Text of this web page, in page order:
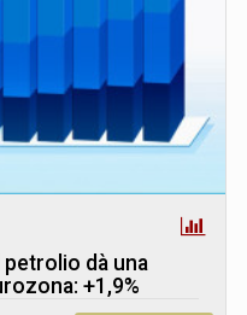
dà una
+1,9%